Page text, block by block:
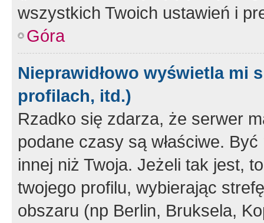
wszystkich Twoich ustawień i
Góra
Nieprawidłowo wyświetla mi
profilach, itd.)
Rzadko się zdarza, że serwer
podane czasy są właściwe.
innej niż Twoja. Jeżeli tak jest,
twojego profilu, wybierając
obszaru (np Berlin, Bruksela,